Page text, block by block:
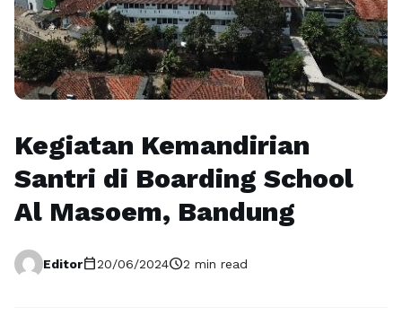
Kegiatan Kemandirian
Santri di Boarding School
Al Masoem, Bandung
Editorcalendar_today20/06/2024schedule2 min read